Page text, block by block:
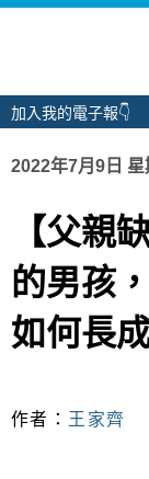
2022年7月9日 星
【父親
的男孩
如何長
作者： 王家齊